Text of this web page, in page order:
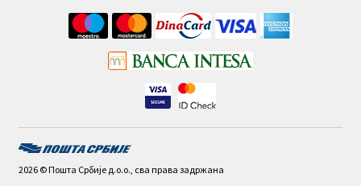
2026 © Пошта Србије д.о.о., сва права задржана